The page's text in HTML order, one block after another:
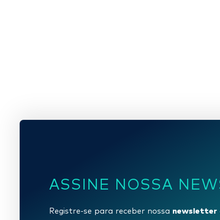
ASSINE NOSSA
Registre-se para receber nossa newsletter